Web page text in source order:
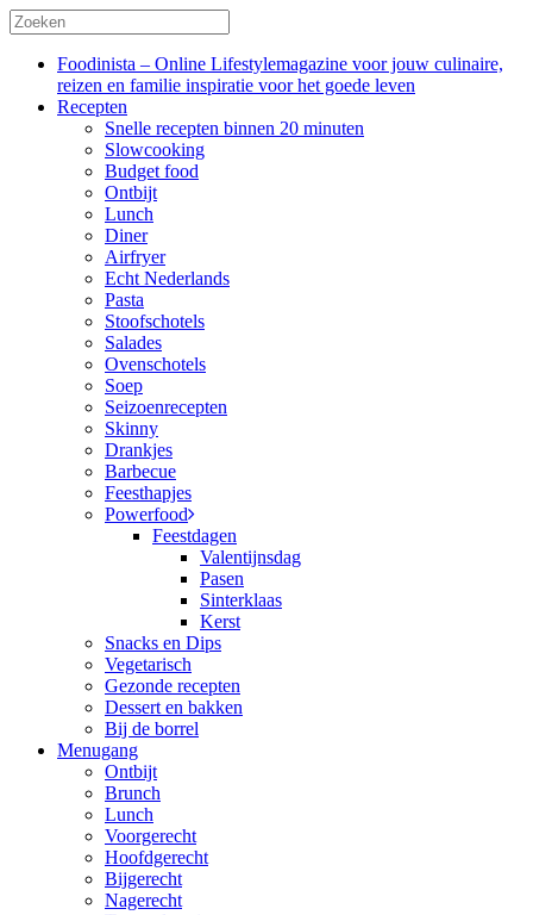
Foodinista – Online Lifestylemagazine voor jouw culinaire,
reizen en familie inspiratie voor het goede leven
Recepten
Snelle recepten binnen 20 minuten
Slowcooking
Budget food
Ontbijt
Lunch
Diner
Airfryer
Echt Nederlands
Pasta
Stoofschotels
Salades
Ovenschotels
Soep
Seizoenrecepten
Skinny
Drankjes
Barbecue
Feesthapjes
Powerfood
Feestdagen
Valentijnsdag
Pasen
Sinterklaas
Kerst
Snacks en Dips
Vegetarisch
Gezonde recepten
Dessert en bakken
Bij de borrel
Menugang
Ontbijt
Brunch
Lunch
Voorgerecht
Hoofdgerecht
Bijgerecht
Nagerecht